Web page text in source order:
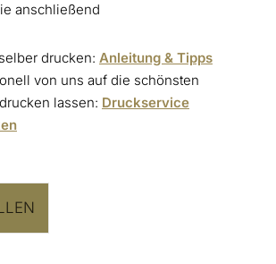
anschließend
drucken: Anleitung & Tipps
von uns auf die schönsten
lassen: Druckservice